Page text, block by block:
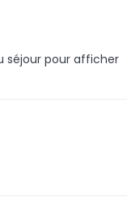
séjour pour afficher